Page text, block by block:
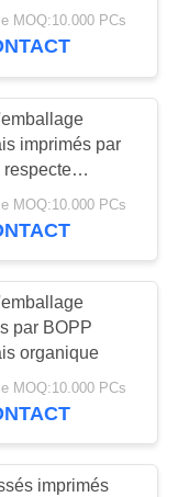
de
5
de sulfate
MOQ:10.000 PCs
imprimés par
respecte
de
emballer les
MOQ:10.000 PCs
par BOPP
organique
MOQ:10.000 PCs
imprimés